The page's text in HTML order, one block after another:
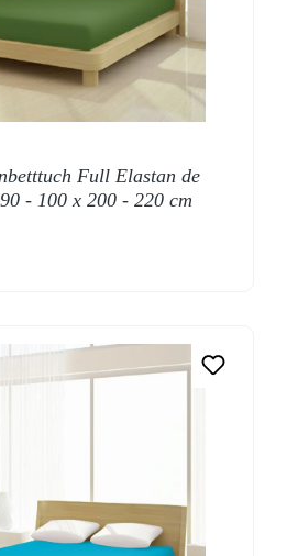
Full Elastan de
- 100 x 200 - 220 cm